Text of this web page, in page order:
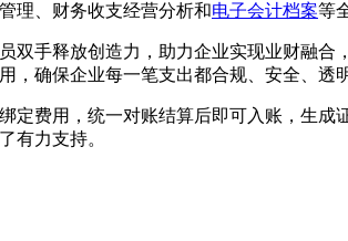
理、财务收支经营分析和电子会计档案等
双手释放创造力，助力企业实现业财融
确保企业每一笔支出都合规、安全、透明
定费用，统一对账结算后即可入账，生
有力支持。